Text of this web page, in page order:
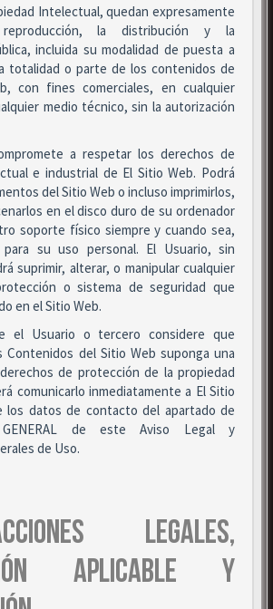
Intelectual, quedan expresamente
la distribución y la
incluida su modalidad de puesta a
totalidad o parte de los contenidos de
con fines comerciales, en cualquier
medio técnico, sin la autorización
a respetar los derechos de
e industrial de El Sitio Web. Podrá
del Sitio Web o incluso imprimirlos,
en el disco duro de su ordenador
soporte físico siempre y cuando sea,
para su uso personal. El Usuario, sin
suprimir, alterar, o manipular cualquier
o sistema de seguridad que
en el Sitio Web.
el Usuario o tercero considere que
Contenidos del Sitio Web suponga una
de protección de la propiedad
comunicarlo inmediatamente a El Sitio
los datos de contacto del apartado de
GENERAL de este Aviso Legal y
de Uso.
LEGALES,
APLICABLE Y